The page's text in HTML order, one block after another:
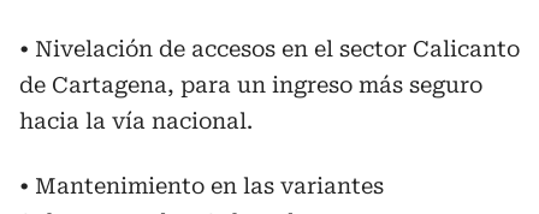
• Nivelación de accesos en el sector Calicanto
de Cartagena, para un ingreso más seguro
hacia la vía nacional.
• Mantenimiento en las variantes